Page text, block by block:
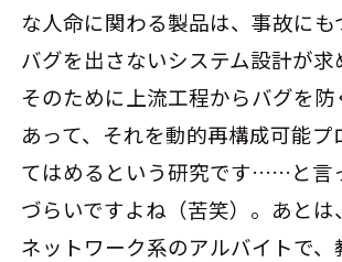
な人命に関わる製品は、事故にも
バグを出さないシステム設計が求
そのために上流工程からバグを
あって、それを動的再構成可能プ
てはめるという研究です……と言
づらいですよね（苦笑）。あとは
ネットワーク系のアルバイトで、